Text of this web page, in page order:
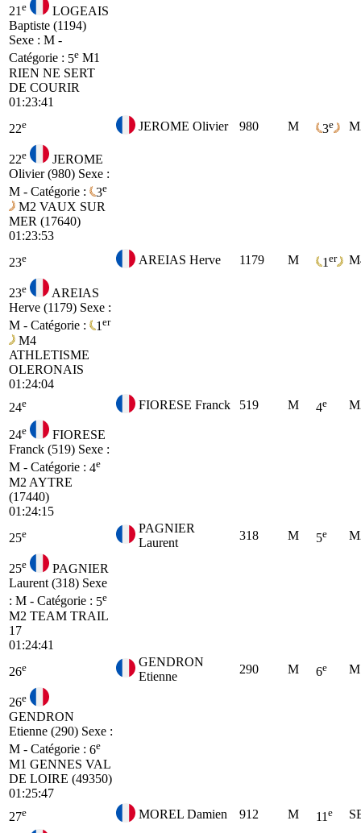
21 e
LOGEAIS
Baptiste (1194)
Sexe : M -
Catégorie : 5e M1
RIEN NE SERT
DE COURIR
01:23:41
22e JEROME Olivier 980 M 3e
22e
JEROME
Olivier (980) Sexe :
M - Catégorie :
3e
M2 VAUX SUR
MER (17640)
01:23:53
23e AREIAS Herve 1179 M 1 er
23e
AREIAS
Herve (1179) Sexe :
M - Catégorie :
1 er
M4
ATHLETISME
OLERONAIS
01:24:04
24e FIORESE Franck 519 M 4e
24e
FIORESE
Franck (519) Sexe :
M - Catégorie : 4e
M2 AYTRE
(17440)
01:24:15
25e
PAGNIER
Laurent
318 M 5e
25e
PAGNIER
Laurent (318) Sexe
: M - Catégorie : 5e
M2 TEAM TRAIL
17
01:24:41
26e
GENDRON
Etienne
290 M 6e
26e
GENDRON
Etienne (290) Sexe :
M - Catégorie : 6e
M1 GENNES VAL
DE LOIRE (49350)
01:25:47
27e MOREL Damien 912 M 11 e